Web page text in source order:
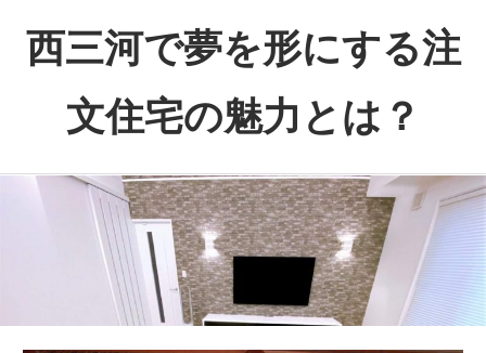
へ
西三河で夢を形にする注
文住宅の魅力とは？